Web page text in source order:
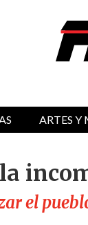
ARTES Y
el